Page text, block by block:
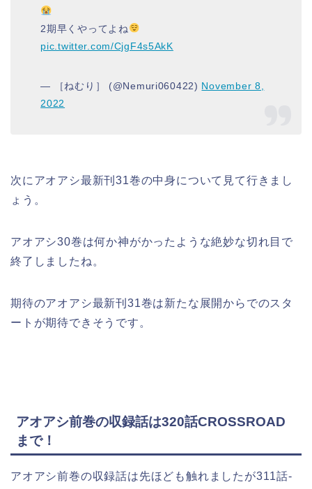
2期早くやってよね
pic.twitter.com/CjgF4s5AkK
— ［ねむり］ (@Nemuri060422) November 8,
2022
次にアオアシ最新刊31巻の中身について見て行きまし
ょう。
アオアシ30巻は何か神がかったような絶妙な切れ目で
終了しましたね。
期待のアオアシ最新刊31巻は新たな展開からでのスタ
ートが期待できそうです。
アオアシ前巻の収録話は320話CROSSROAD
まで！
アオアシ前巻の収録話は先ほども触れましたが311話‐